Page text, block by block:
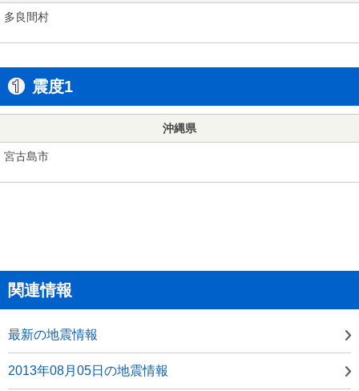
多良間村
震度1
沖縄県
宮古島市
関連情報
最新の地震情報
2013年08月05日の地震情報